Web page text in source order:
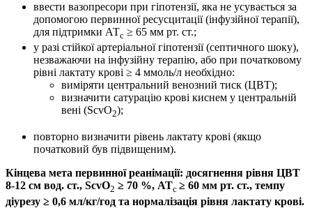
ввести вазопресори при гіпотензії, яка не усувається за
допомогою первинної ресусцитації (інфузійної терапії),
для підтримки АТс ≥ 65 мм рт. ст.;
у разі стійкої артеріальної гіпотензії (септичного шоку),
незважаючи на інфузійну терапію, або при початковому
рівні лактату крові ≥ 4 ммоль/л необхідно:
виміряти центральний венозний тиск (ЦВТ);
визначити сатурацію крові киснем у центральній
вені (SсvO2);
повторно визначити рівень лактату крові (якщо
початковий був підвищеним).
Кінцева мета первинної реанімації: досягнення рівня ЦВТ
8-12 см вод. ст., SсvO2 ≥ 70 %, АТс ≥ 60 мм рт. ст., темпу
діурезу ≥ 0,6 мл/кг/год та нормалізація рівня лактату крові.